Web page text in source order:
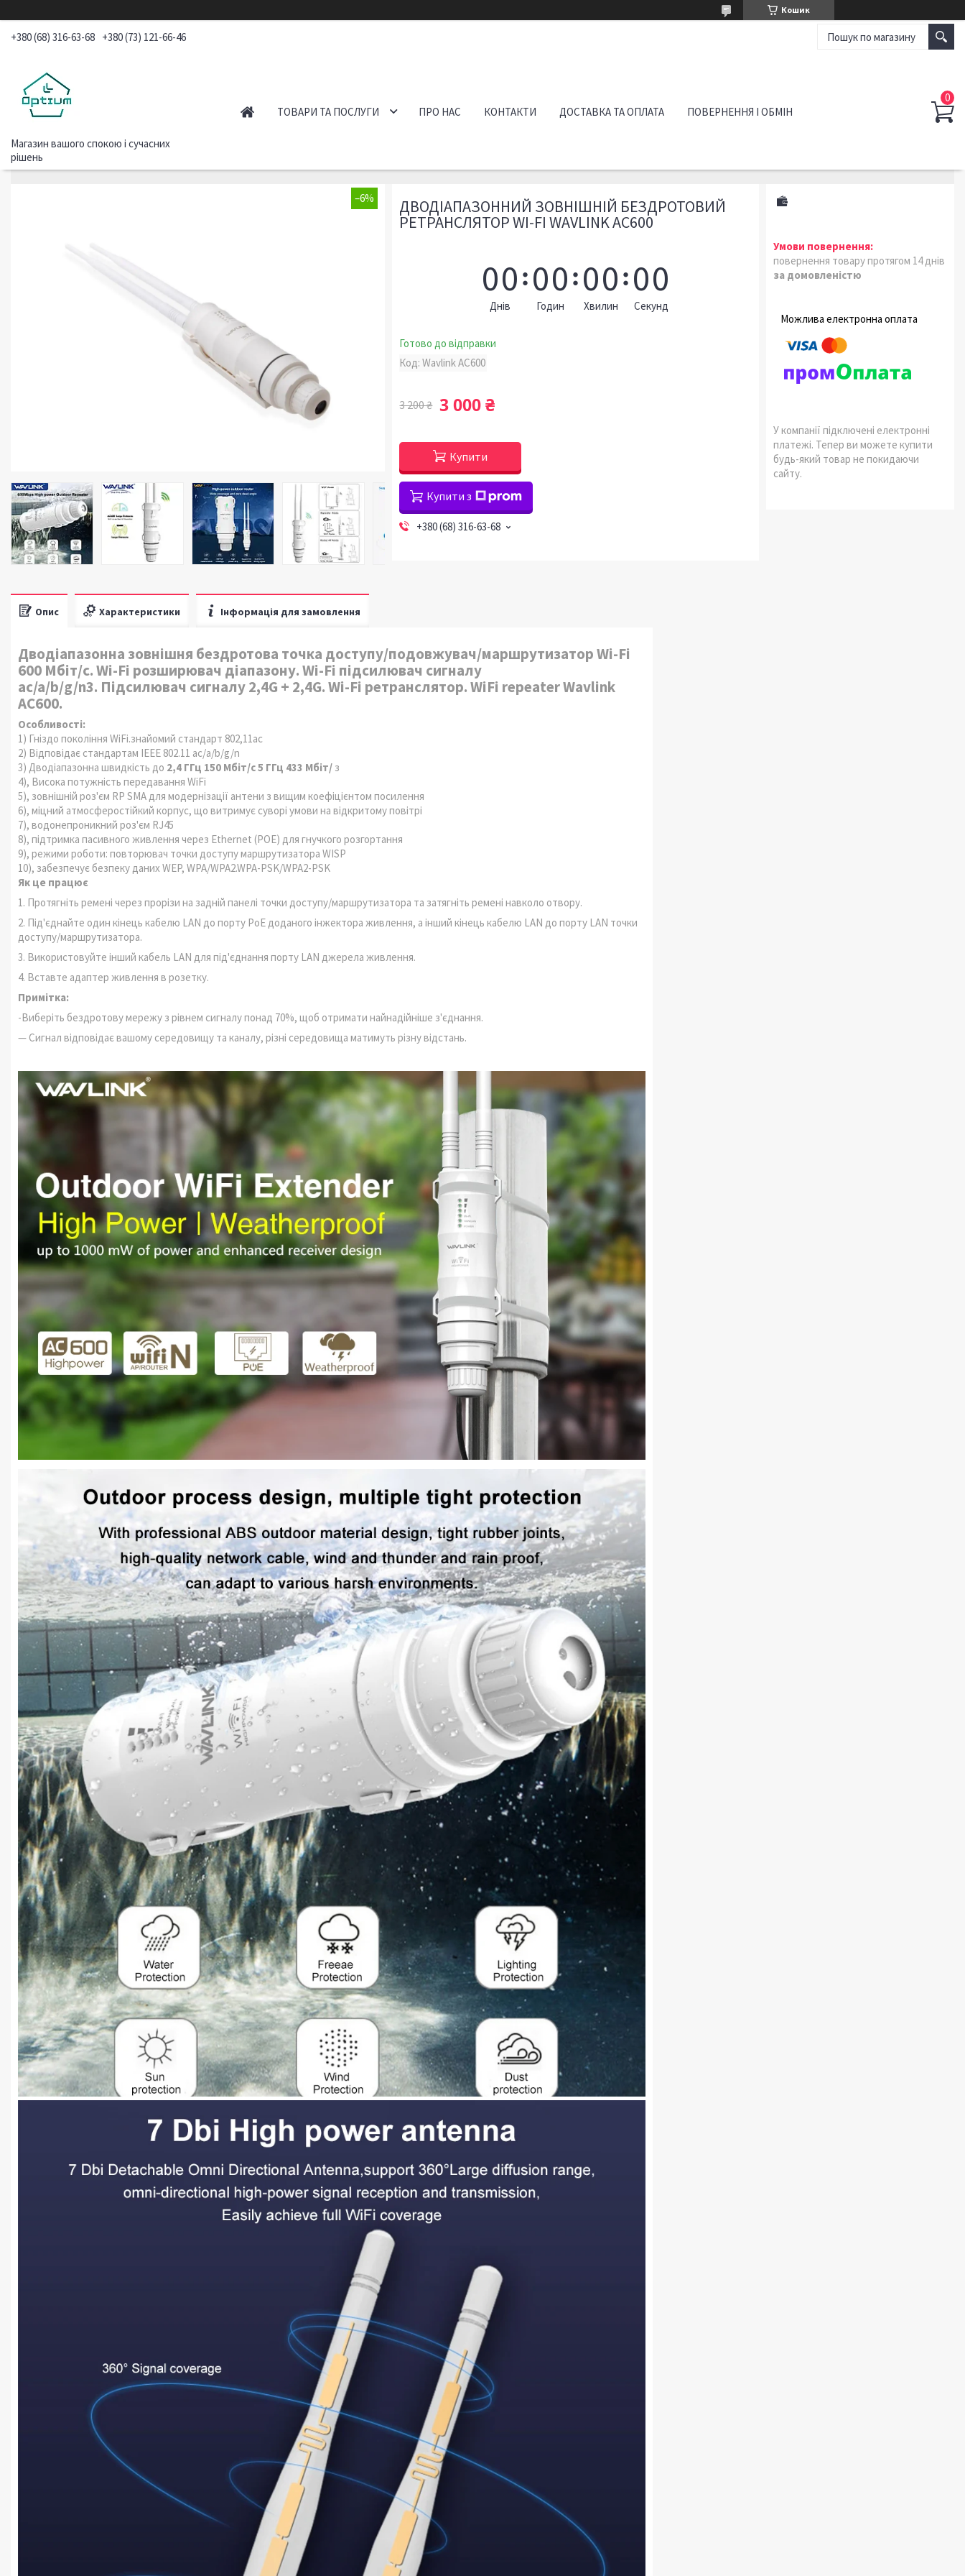
Кошик
+380 (68) 316-63-68 +380 (73) 121-66-46
Магазин вашого спокою і сучасних
рішень
ТОВАРИ ТА ПОСЛУГИ ПРО НАС КОНТАКТИ ДОСТАВКА ТА ОПЛАТА ПОВЕРНЕННЯ І ОБМІН
–6% ДВОДІАПАЗОННИЙ ЗОВНІШНІЙ БЕЗДРОТОВИЙ
РЕТРАНСЛЯТОР WI-FI WAVLINK AC600
00
Днів
00
Годин
00
Хвилин
00
Секунд
Готово до відправки
Код:Wavlink AC600
3 200 ₴ 3 000 ₴
Купити
Купити з
+380 (68) 316-63-68
повернення товару протягом 14 днів
за домовленістю
У компанії підключені електронні
платежі. Тепер ви можете купити
будь-який товар не покидаючи
сайту.
Опис Характеристики Інформація для замовлення
Дводіапазонна зовнішня бездротова точка доступу/подовжувач/маршрутизатор Wi-Fi
600 Мбіт/с. Wi-Fi розширювач діапазону. Wi-Fi підсилювач сигналу
ac/a/b/g/n3. Підсилювач сигналу 2,4G + 2,4G. Wi-Fi ретранслятор. WiFi repeater Wavlink
AC600.
Особливості:
1) Гніздо покоління WiFi.знайомий стандарт 802,11ac
2) Відповідає стандартам IEEE 802.11 ac/a/b/g/n
3) Дводіапазонна швидкість до 2,4 ГГц 150 Мбіт/с 5 ГГц 433 Мбіт/ з
4), Висока потужність передавання WiFi
5), зовнішній роз'єм RP SMA для модернізації антени з вищим коефіцієнтом посилення
6), міцний атмосферостійкий корпус, що витримує суворі умови на відкритому повітрі
7), водонепроникний роз'єм RJ45
8), підтримка пасивного живлення через Ethernet (POE) для гнучкого розгортання
9), режими роботи: повторювач точки доступу маршрутизатора WISP
10), забезпечує безпеку даних WEP, WPA/WPA2.WPA-PSK/WPA2-PSK
Як це працює
1. Протягніть ремені через прорізи на задній панелі точки доступу/маршрутизатора та затягніть ремені навколо отвору.
2. Під'єднайте один кінець кабелю LAN до порту PoE доданого інжектора живлення, а інший кінець кабелю LAN до порту LAN точки
доступу/маршрутизатора.
3. Використовуйте інший кабель LAN для під'єднання порту LAN джерела живлення.
4. Вставте адаптер живлення в розетку.
Примітка:
-Виберіть бездротову мережу з рівнем сигналу понад 70%, щоб отримати найнадійніше з'єднання.
— Сигнал відповідає вашому середовищу та каналу, різні середовища матимуть різну відстань.